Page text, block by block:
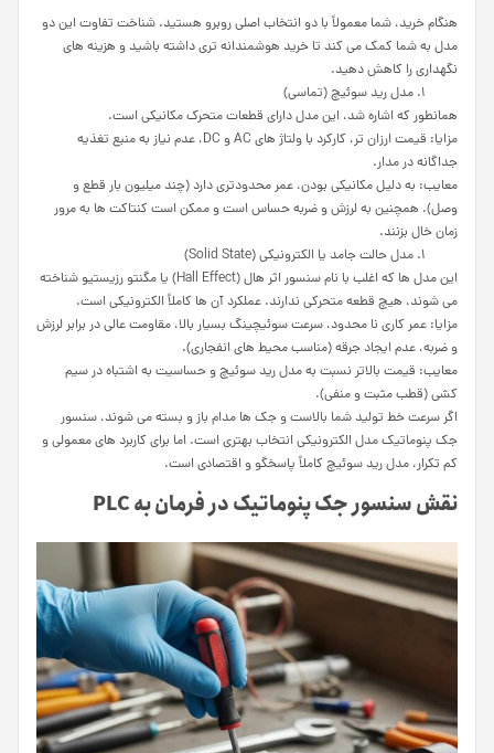
هنگام خرید، شما معمولاً با دو انتخاب اصلی روبرو هستید. شناخت تفاوت این دو
مدل به شما کمک می کند تا خرید هوشمندانه تری داشته باشید و هزینه های
نگهداری را کاهش دهید.
مدل رید سوئیچ (تماسی)
همانطور که اشاره شد، این مدل دارای قطعات متحرک مکانیکی است.
مزایا: قیمت ارزان تر، کارکرد با ولتاژ های AC و DC، عدم نیاز به منبع تغذیه
جداگانه در مدار.
معایب: به دلیل مکانیکی بودن، عمر محدودتری دارد (چند میلیون بار قطع و
وصل). همچنین به لرزش و ضربه حساس است و ممکن است کنتاکت ها به مرور
زمان خال بزنند.
مدل حالت جامد یا الکترونیکی (Solid State)
این مدل ها که اغلب با نام سنسور اثر هال (Hall Effect) یا مگنتو رزیستیو شناخته
می شوند، هیچ قطعه متحرکی ندارند. عملکرد آن ها کاملاً الکترونیکی است.
مزایا: عمر کاری نا محدود، سرعت سوئیچینگ بسیار بالا، مقاومت عالی در برابر لرزش
و ضربه، عدم ایجاد جرقه (مناسب محیط های انفجاری).
معایب: قیمت بالاتر نسبت به مدل رید سوئیچ و حساسیت به اشتباه در سیم
کشی (قطب مثبت و منفی).
اگر سرعت خط تولید شما بالاست و جک ها مدام باز و بسته می شوند، سنسور
جک پنوماتیک مدل الکترونیکی انتخاب بهتری است. اما برای کاربرد های معمولی و
کم تکرار، مدل رید سوئیچ کاملاً پاسخگو و اقتصادی است.
نقش سنسور جک پنوماتیک در فرمان به PLC